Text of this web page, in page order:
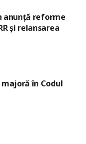
anunță reforme
și relansarea
în Codul